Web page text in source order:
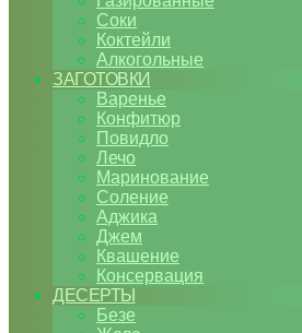
Соки
Коктейли
Алкогольные
ЗАГОТОВКИ
Варенье
Конфитюр
Повидло
Лечо
Маринование
Соление
Аджика
Джем
Квашение
Консервация
ДЕСЕРТЫ
Безе